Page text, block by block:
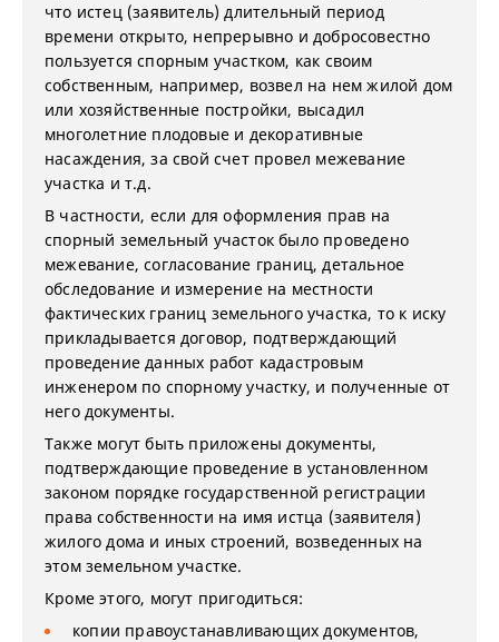
что истец (заявитель) длительный период
времени открыто, непрерывно и добросовестно
пользуется спорным участком, как своим
собственным, например, возвел на нем жилой дом
или хозяйственные постройки, высадил
многолетние плодовые и декоративные
насаждения, за свой счет провел межевание
участка и т.д.
В частности, если для оформления прав на
спорный земельный участок было проведено
межевание, согласование границ, детальное
обследование и измерение на местности
фактических границ земельного участка, то к иску
прикладывается договор, подтверждающий
проведение данных работ кадастровым
инженером по спорному участку, и полученные от
него документы.
Также могут быть приложены документы,
подтверждающие проведение в установленном
законом порядке государственной регистрации
права собственности на имя истца (заявителя)
жилого дома и иных строений, возведенных на
этом земельном участке.
Кроме этого, могут пригодиться:
копии правоустанавливающих документов,